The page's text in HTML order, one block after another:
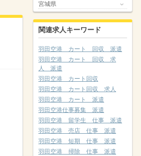
宮城県
関連求人キーワード
羽田空港 カート 回収 派遣
羽田空港 カート 回収 求
人 派遣
羽田空港 カート回収
羽田空港 カート回収 求人
羽田空港 カート 派遣
羽田空港仕事募集 派遣
羽田空港 留学生 仕事 派遣
羽田空港 売店 仕事 派遣
羽田空港 短期 仕事 派遣
羽田空港 掃除 仕事 派遣